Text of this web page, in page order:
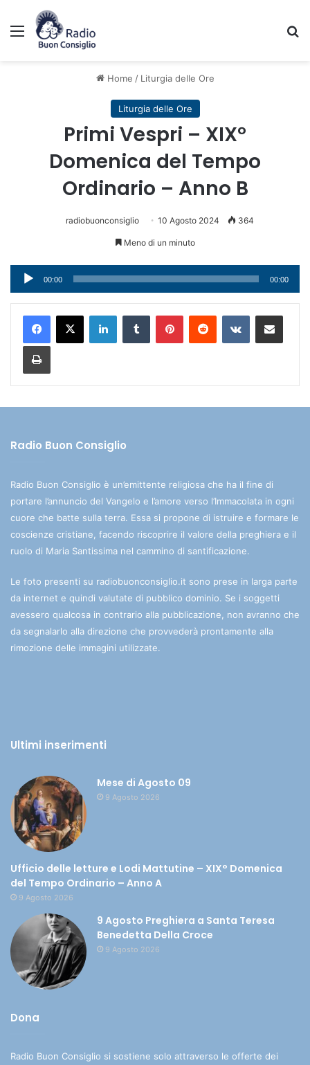
Menu
Home / Liturgia delle Ore
Liturgia delle Ore
Primi Vespri – XIX°
Domenica del Tempo
Ordinario – Anno B
radiobuonconsiglio 10 Agosto 2024 364
Meno di un minuto
Audio
Player
00:00 00:00
Radio Buon Consiglio
Radio Buon Consiglio è un’emittente religiosa che ha il fine di
portare l’annuncio del Vangelo e l’amore verso l’Immacolata in ogni
cuore che batte sulla terra. Essa si propone di istruire e formare le
coscienze cristiane, facendo riscoprire il valore della preghiera e il
ruolo di Maria Santissima nel cammino di santificazione.
Le foto presenti su radiobuonconsiglio.it sono prese in larga parte
da internet e quindi valutate di pubblico dominio. Se i soggetti
avessero qualcosa in contrario alla pubblicazione, non avranno che
da segnalarlo alla direzione che provvederà prontamente alla
rimozione delle immagini utilizzate.
Ultimi inserimenti
Mese di Agosto 09
9 Agosto 2026
Ufficio delle letture e Lodi Mattutine – XIX° Domenica
del Tempo Ordinario – Anno A
9 Agosto 2026
9 Agosto Preghiera a Santa Teresa
Benedetta Della Croce
9 Agosto 2026
Dona
Radio Buon Consiglio si sostiene solo attraverso le offerte dei